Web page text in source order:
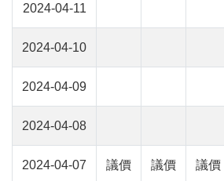
2024-04-11
2024-04-10
2024-04-09
2024-04-08
2024-04-07 議價 議價 議價